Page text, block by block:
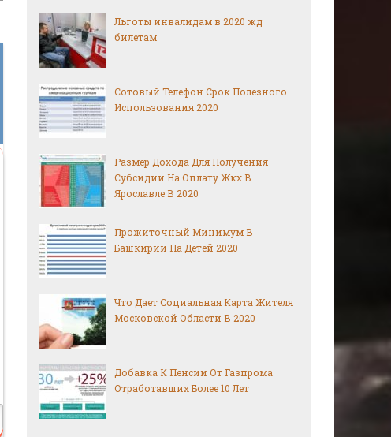
Льготы инвалидам в 2020 жд
билетам
Сотовый Телефон Срок Полезного
Использования 2020
Размер Дохода Для Получения
Субсидии На Оплату Жкх В
Ярославле В 2020
Прожиточный Минимум В
Башкирии На Детей 2020
Что Дает Социальная Карта Жителя
Московской Области В 2020
Добавка К Пенсии От Газпрома
Отработавших Более 10 Лет